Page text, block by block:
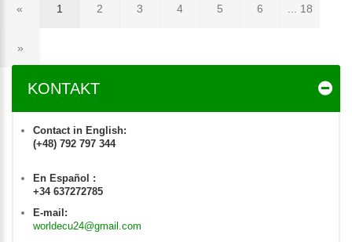
« 1 2 3 4 5 6 ... 18
»
KONTAKT
Contact in English:
(+48) 792 797 344
En Español :
+34 637272785
E-mail:
worldecu24@gmail.com